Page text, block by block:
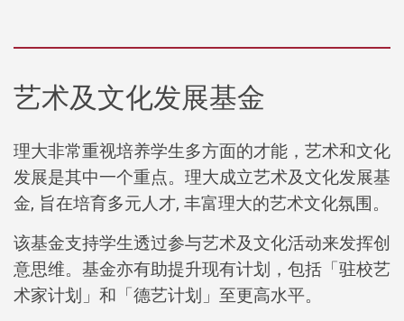
艺术及文化发展基金
理大非常重视培养学生多方面的才能，艺术和文化
发展是其中一个重点。理大成立艺术及文化发展基
金, 旨在培育多元人才, 丰富理大的艺术文化氛围。
该基金支持学生透过参与艺术及文化活动来发挥创
意思维。基金亦有助提升现有计划，包括「驻校艺
术家计划」和「德艺计划」至更高水平。